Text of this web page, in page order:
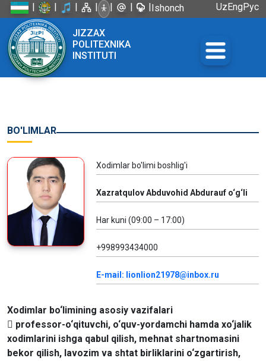
| | | | | | |Ishonch
UzEngРус
JIZZAX
POLITEXNIKA
INSTITUTI
BO'LIMLAR
Xodimlar bo'limi boshlig'i
Xazratqulov Abduvohid Abdurauf o‘g‘li
Har kuni (09:00 – 17:00)
+998993434000
E-mail: lionlion21978@inbox.ru
Xodimlar bo‘limining asosiy vazifalari
 professor-o‘qituvchi, o‘quv-yordamchi hamda xo‘jalik
xodimlarini ishga qabul qilish, mehnat shartnomasini
bekor qilish, lavozim va shtat birliklarini o‘zgartirish,